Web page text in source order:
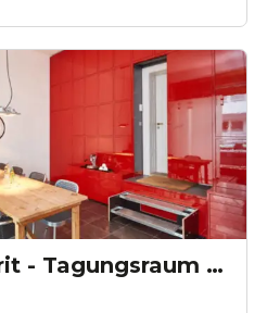
Einsteins Spirit - Tagungsraum + Apartment/Breakout room